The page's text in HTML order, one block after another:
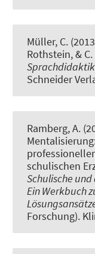
Müller, C.
Rothstein, &
Sprachdidaktik
Schneider
Ramberg, A.
schulischen
Schulische
Ein Werkbuch
Forschung).